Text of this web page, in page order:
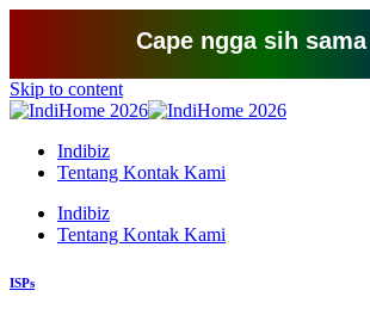
Cape ngga sih sama
Skip to content
Indibiz
Tentang Kontak Kami
Indibiz
Tentang Kontak Kami
ISPs